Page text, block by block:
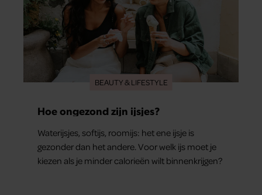
BEAUTY & LIFESTYLE
Hoe ongezond zijn ijsjes?
Waterijsjes, softijs, roomijs: het ene ijsje is
gezonder dan het andere. Voor welk ijs moet je
kiezen als je minder calorieën wilt binnenkrijgen?